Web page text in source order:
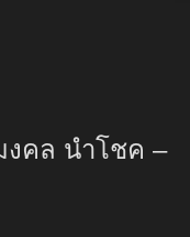
งคล นำโชค –